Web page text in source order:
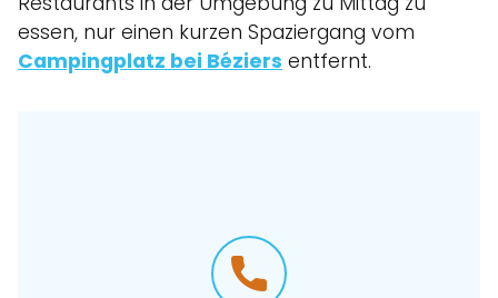
essen, nur einen kurzen Spaziergang vom
Campingplatz bei Béziers entfernt.